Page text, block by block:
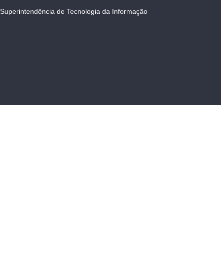
Superintendência de Tecnologia da Informação